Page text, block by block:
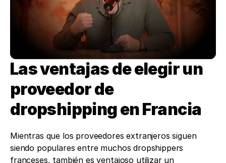
Las ventajas de elegir un
proveedor de
dropshipping en Francia
Mientras que los proveedores extranjeros siguen
siendo populares entre muchos dropshippers
franceses, también es ventajoso utilizar un